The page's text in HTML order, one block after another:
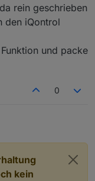
scripts bei änderung
rein geschrieben
den iQontrol
und packe
0
kein